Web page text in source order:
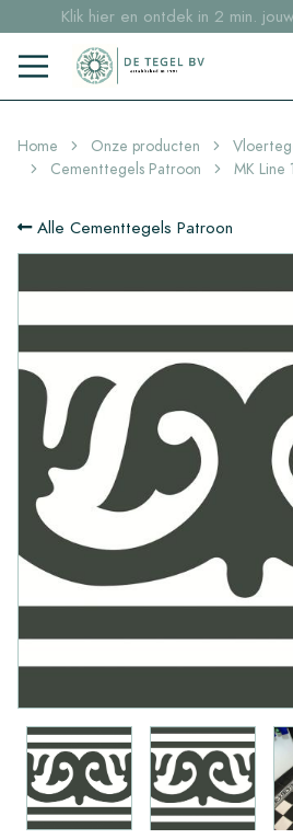
Klik hier en ontdek in 2 min.
Sample bestellingen vanaf
Voorraaditems binnen 2
Home Onze producten
Cementtegels Patroon
MK Line
Alle Cementtegels Patroon